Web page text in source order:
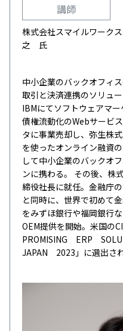
講師
株式会社スマイルワー
之 氏
中小企業のバックオフィ
取引と決済連携のソリュー
IBMにてソフトウェアマー
債権流動化のWebサービ
タに事業売却し、弥生株
を使ったオンライン融資
して中小企業のバックオ
ンに携わる。 その後、株
締役社長に就任。金融庁
と同時に、世界で初めて
をみずほ銀行や福岡銀行
OEM提供を開始。米国の
PROMISING ERP
JAPAN 2023」に選出され